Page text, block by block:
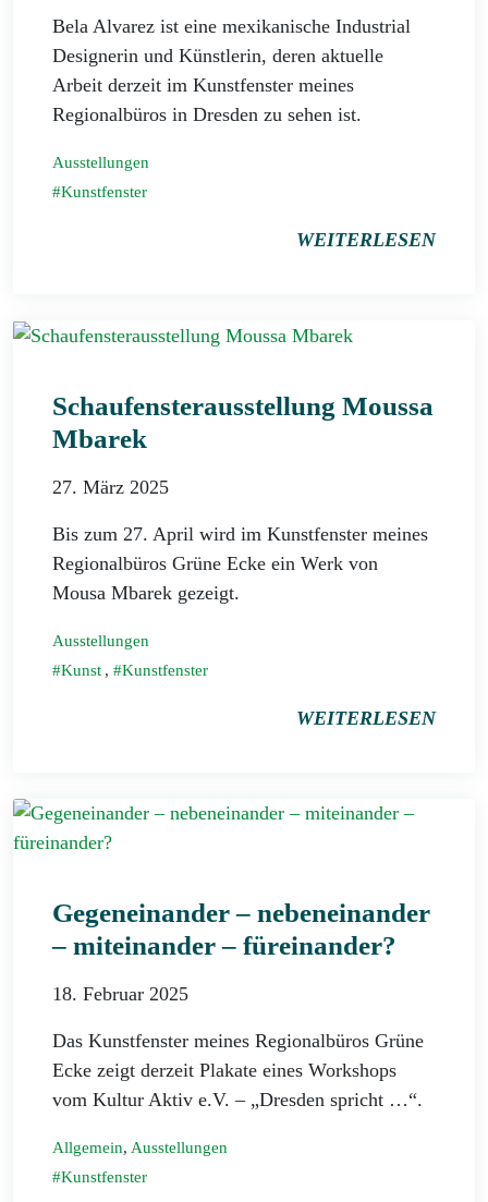
Bela Alvarez ist eine mexikanische Industrial
Designerin und Künstlerin, deren aktuelle
Arbeit derzeit im Kunstfenster meines
Regionalbüros in Dresden zu sehen ist.
Ausstellungen
Kunstfenster
WEITERLESEN
Schaufensterausstellung Moussa
Mbarek
27. März 2025
Bis zum 27. April wird im Kunstfenster meines
Regionalbüros Grüne Ecke ein Werk von
Mousa Mbarek gezeigt.
Ausstellungen
Kunst , Kunstfenster
WEITERLESEN
Gegeneinander – nebeneinander
– miteinander – füreinander?
18. Februar 2025
Das Kunstfenster meines Regionalbüros Grüne
Ecke zeigt derzeit Plakate eines Workshops
vom Kultur Aktiv e.V. – „Dresden spricht …“.
Allgemein, Ausstellungen
Kunstfenster